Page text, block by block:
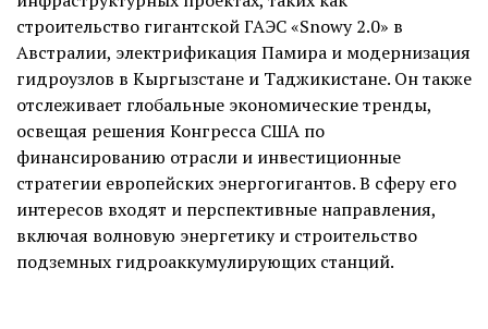
строительство гигантской ГАЭС «Snowy 2.0» в
Австралии, электрификация Памира и модернизация
гидроузлов в Кыргызстане и Таджикистане. Он также
отслеживает глобальные экономические тренды,
освещая решения Конгресса США по
финансированию отрасли и инвестиционные
стратегии европейских энергогигантов. В сферу его
интересов входят и перспективные направления,
включая волновую энергетику и строительство
подземных гидроаккумулирующих станций.